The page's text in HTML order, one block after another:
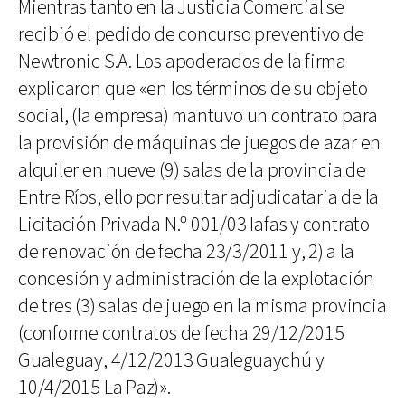
Mientras tanto en la Justicia Comercial se
recibió el pedido de concurso preventivo de
Newtronic S.A. Los apoderados de la firma
explicaron que «en los términos de su objeto
social, (la empresa) mantuvo un contrato para
la provisión de máquinas de juegos de azar en
alquiler en nueve (9) salas de la provincia de
Entre Ríos, ello por resultar adjudicataria de la
Licitación Privada N.º 001/03 Iafas y contrato
de renovación de fecha 23/3/2011 y, 2) a la
concesión y administración de la explotación
de tres (3) salas de juego en la misma provincia
(conforme contratos de fecha 29/12/2015
Gualeguay, 4/12/2013 Gualeguaychú y
10/4/2015 La Paz)».